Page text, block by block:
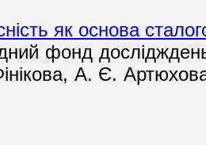
як основа
фонд дослідждень
А. Є.